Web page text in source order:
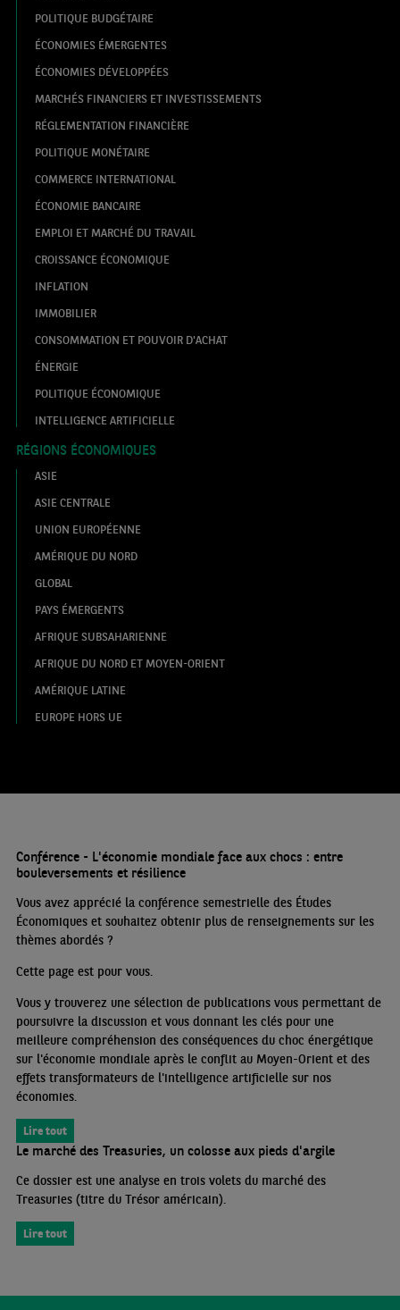
POLITIQUE BUDGÉTAIRE
ÉCONOMIES ÉMERGENTES
ÉCONOMIES DÉVELOPPÉES
MARCHÉS FINANCIERS ET INVESTISSEMENTS
RÉGLEMENTATION FINANCIÈRE
POLITIQUE MONÉTAIRE
COMMERCE INTERNATIONAL
ÉCONOMIE BANCAIRE
EMPLOI ET MARCHÉ DU TRAVAIL
CROISSANCE ÉCONOMIQUE
INFLATION
IMMOBILIER
CONSOMMATION ET POUVOIR D'ACHAT
ÉNERGIE
POLITIQUE ÉCONOMIQUE
INTELLIGENCE ARTIFICIELLE
RÉGIONS ÉCONOMIQUES
ASIE
ASIE CENTRALE
UNION EUROPÉENNE
AMÉRIQUE DU NORD
GLOBAL
PAYS ÉMERGENTS
AFRIQUE SUBSAHARIENNE
AFRIQUE DU NORD ET MOYEN-ORIENT
AMÉRIQUE LATINE
EUROPE HORS UE
Conférence - L'économie mondiale face aux chocs : entre
bouleversements et résilience
Vous avez apprécié la conférence semestrielle des Études
Économiques et souhaitez obtenir plus de renseignements sur les
thèmes abordés?
Cette page est pour vous.
Vous y trouverez une sélection de publications vous permettant de
poursuivre la discussion et vous donnant les clés pour une
meilleure compréhension des conséquences du choc énergétique
sur l'économie mondiale après le conflit au Moyen-Orient et des
effets transformateurs de l'intelligence artificielle sur nos
économies.
Lire tout
Le marché des Treasuries, un colosse aux pieds d'argile
Ce dossier est une analyse en trois volets du marché des
Treasuries (titre du Trésor américain).
Lire tout